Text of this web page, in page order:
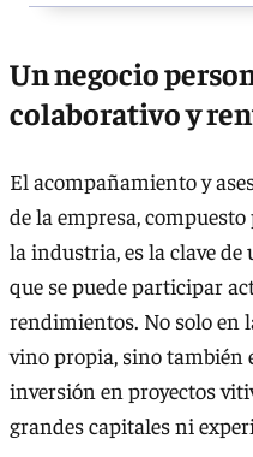
Un negocio
colaborativo y
El acompañamiento y
de la empresa,
la industria, es la clave de
que se puede participar
rendimientos. No solo en
vino propia, sino también
inversión en proyectos
grandes capitales ni